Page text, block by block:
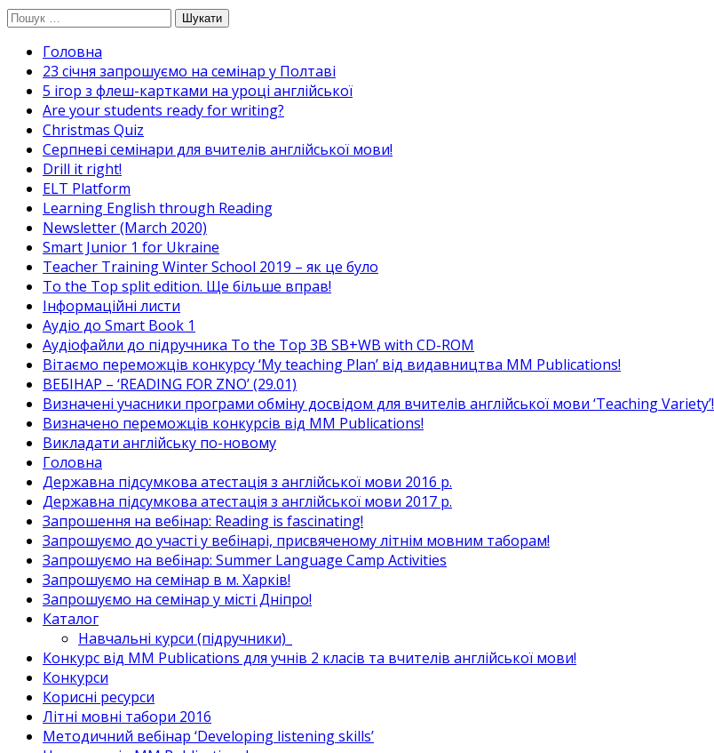
Перейти
вмісту
Пошук:
Головна
23 січня запрошуємо на семінар у Полтаві
5 ігор з флеш-картками на уроці англійської
Are your students ready for writing?
Christmas Quiz
Cерпневі семінари для вчителів англійської мови!
Drill it right!
ELT Platform
Learning English through Reading
Newsletter (March 2020)
Smart Junior 1 for Ukraine
Teacher Training Winter School 2019 – як це було
To the Top split edition. Ще більше вправ!
Інформаційні листи
Аудіо до Smart Book 1
Аудіофайли до підручника To the Top 3B SB+WB with CD-ROM
Вітаємо переможців конкурсу ‘My teaching Plan’ від видавництва MM Publications!
ВЕБІНАР – ‘READING FOR ZNO’ (29.01)
Визначені учасники програми обміну досвідом для вчителів англійської мови ‘Teaching Variety’!
Визначено переможців конкурсів від MM Publications!
Викладати англійську по-новому
Головна
Державна підсумкова атестація з англійської мови 2016 р.
Державна підсумкова атестація з англійської мови 2017 р.
Запрошення на вебінар: Reading is fascinating!
Запрошуємо до участі у вебінарі, присвяченому літнім мовним таборам!
Запрошуємо на вебінар: Summer Language Camp Activities
Запрошуємо на семінар в м. Харків!
Запрошуємо на семінар у місті Дніпро!
Каталог
Навчальні курси (підручники)_
Конкурс від MM Publications для учнів 2 класів та вчителів англійської мови!
Конкурси
Корисні ресурси
Літні мовні табори 2016
Методичний вебінар ‘Developing listening skills’